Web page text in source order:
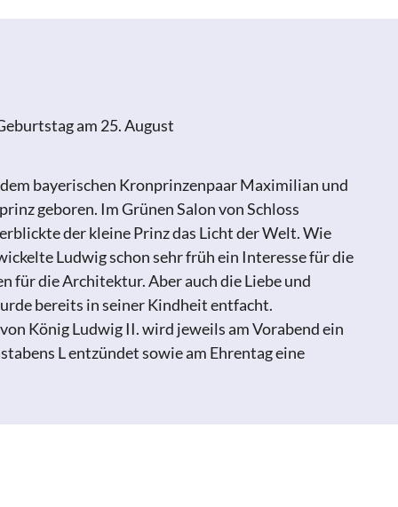
am 25. August
bayerischen Kronprinzenpaar Maximilian und
geboren. Im Grünen Salon von Schloss
der kleine Prinz das Licht der Welt. Wie
Ludwig schon sehr früh ein Interesse für die
für die Architektur. Aber auch die Liebe und
bereits in seiner Kindheit entfacht.
König Ludwig II. wird jeweils am Vorabend ein
L entzündet sowie am Ehrentag eine